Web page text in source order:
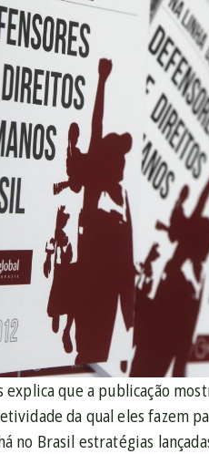
explica que a publicação
da qual eles fazem
no Brasil estratégias